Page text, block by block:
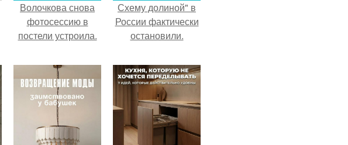
Волочкова снова
фотосессию в
постели устроила.
Схему долиной" в
России фактически
остановили.